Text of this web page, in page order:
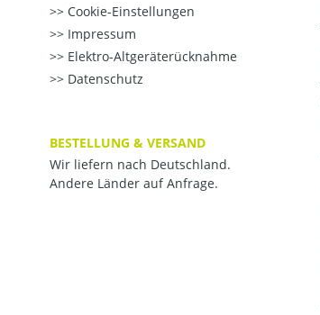
Cookie-Einstellungen
Impressum
Elektro-Altgeräterücknahme
Datenschutz
BESTELLUNG & VERSAND
Wir liefern nach Deutschland.
Andere Länder auf Anfrage.